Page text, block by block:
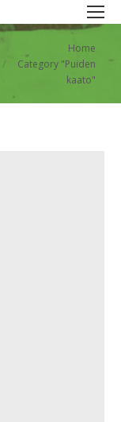
Home
Category "Puiden
kaato"